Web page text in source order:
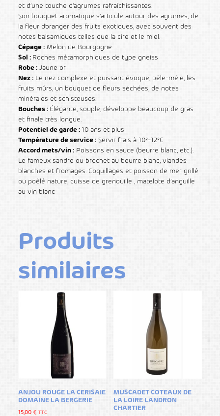
et d’une touche d’agrumes rafraîchissantes.
Son bouquet aromatique s’articule autour des agrumes, de
la fleur d’oranger des fruits exotiques, avec souvent des
notes balsamiques telles que la cire et le miel.
Cépage : Melon de Bourgogne
Sol : Roches métamorphiques de type gneiss
Robe : Jaune or
Nez : Le nez complexe et puissant évoque, pêle-mêle, les
fruits mûrs, un bouquet de fleurs séchées, de notes
minérales et schisteuses.
Bouches : Élégante, souple, développe beaucoup de gras
et finale très longue.
Potentiel de garde : 10 ans et plus
Température de service : Servir frais à 10°-12°C
Accord mets/vin : Poissons en sauce (beurre blanc, etc.).
Le fameux sandre ou brochet au beurre blanc, viandes
blanches et fromages. Coquillages et poisson de mer grillé
ou poêlé nature, cuisse de grenouille , matelote d’anguille
au vin blanc
Produits
similaires
ANJOU ROUGE LA CERISAIE
DOMAINE LA BERGERIE
15,00€ TTC
MUSCADET COTEAUX DE
LA LOIRE LANDRON
CHARTIER